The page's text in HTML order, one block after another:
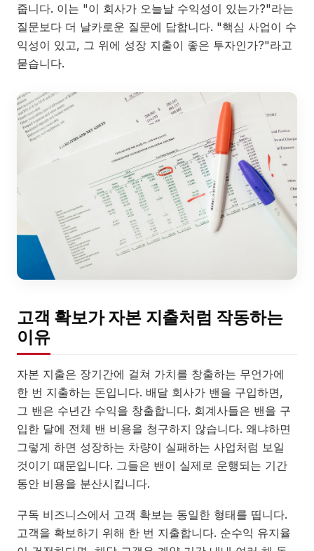
줍니다. 이는 "이 회사가 오늘날 수익성이 있는가?"라는
질문보다 더 날카로운 질문에 답합니다. "핵심 사업이 수
익성이 있고, 그 위에 성장 지출이 좋은 투자인가?"라고
묻습니다.
고객 확보가 자본 지출처럼 작동하는
이유
자본 지출은 장기간에 걸쳐 가치를 창출하는 무언가에
한 번 지출하는 돈입니다. 배달 회사가 밴을 구입하면,
그 밴은 수년간 수익을 창출합니다. 회계사들은 밴을 구
입한 달에 전체 밴 비용을 청구하지 않습니다. 왜냐하면
그렇게 하면 성장하는 차량이 실패하는 사업처럼 보일
것이기 때문입니다. 그들은 밴이 실제로 운행되는 기간
동안 비용을 분산시킵니다.
구독 비즈니스에서 고객 확보는 동일한 형태를 띱니다.
고객을 확보하기 위해 한 번 지출합니다. 순수익 유지율